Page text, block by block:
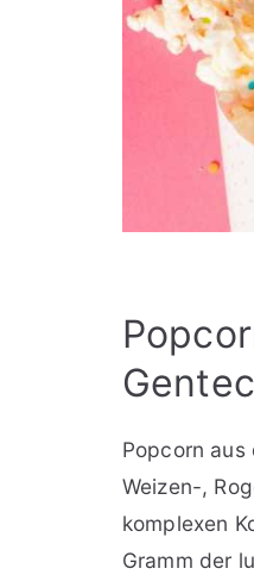
Popcorn
Weizen-,
komplexen
Gramm der